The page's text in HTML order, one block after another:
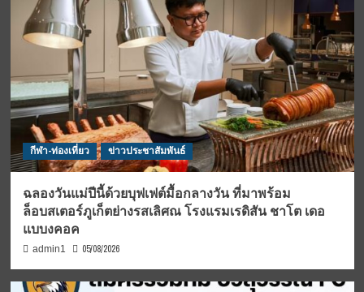
กีฬา-ท่องเที่ยว ข่าวประชาสัมพันธ์
ฉลองวันแม่ปีนี้ด้วยบุฟเฟต์มื้อกลางวัน ที่มาพร้อม
ล็อบสเตอร์ภูเก็ตย่างรสเลิศณ โรงแรมเรดิสัน ชาโต เดอ
แบบงคอค
admin1 05/08/2026